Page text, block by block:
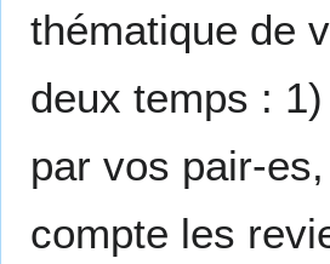
thématique de
deux temps :
par vos pair-
compte les